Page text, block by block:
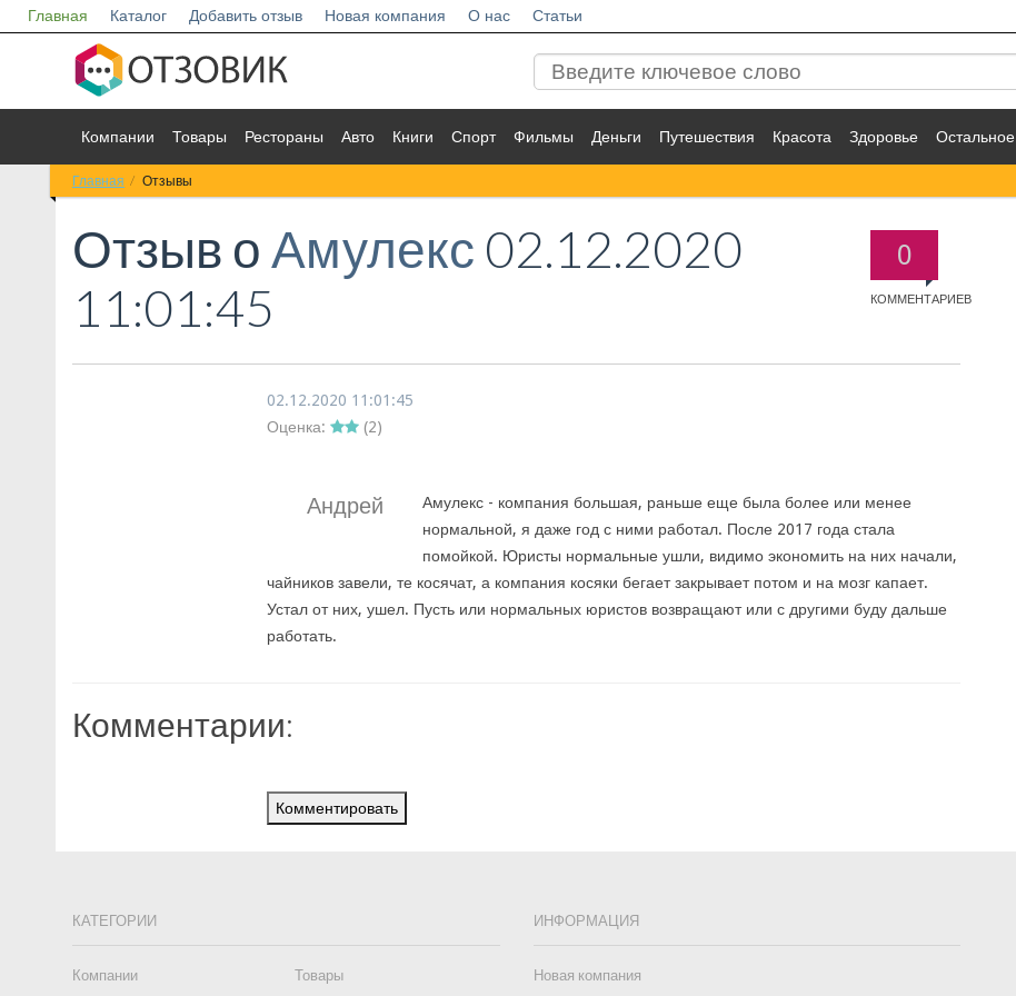
Главная Каталог Добавить отзыв Новая компания О нас Статьи
Компании Товары Рестораны Авто Книги Спорт Фильмы Деньги Путешествия Красота Здоровье Остальное
Главная Отзывы
0
КОММЕНТАРИЕВ
Отзыв о Амулекс 02.12.2020
11:01:45
02.12.2020 11:01:45
Оценка:
(2)
Андрей
Амулекс - компания большая, раньше еще была более или менее
нормальной, я даже год с ними работал. После 2017 года стала
помойкой. Юристы нормальные ушли, видимо экономить на них начали,
чайников завели, те косячат, а компания косяки бегает закрывает потом и на мозг капает.
Устал от них, ушел. Пусть или нормальных юристов возвращают или с другими буду дальше
работать.
Комментарии:
Комментировать
КАТЕГОРИИ
Компании Товары
ИНФОРМАЦИЯ
Новая компания